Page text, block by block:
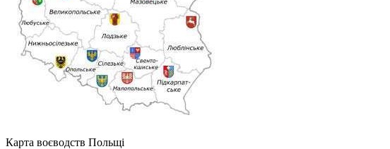
Карта воєводств Польщі